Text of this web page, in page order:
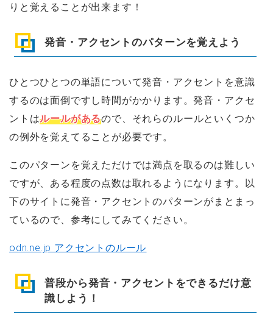
りと覚えることが出来ます！
発音・アクセントのパターンを覚えよう
ひとつひとつの単語について発音・アクセントを意識
するのは面倒ですし時間がかかります。発音・アクセ
ントはルールがあるので、それらのルールといくつか
の例外を覚えてることが必要です。
このパターンを覚えただけでは満点を取るのは難しい
ですが、ある程度の点数は取れるようになります。以
下のサイトに発音・アクセントのパターンがまとまっ
ているので、参考にしてみてください。
odn.ne.jp アクセントのルール
普段から発音・アクセントをできるだけ意
識しよう！